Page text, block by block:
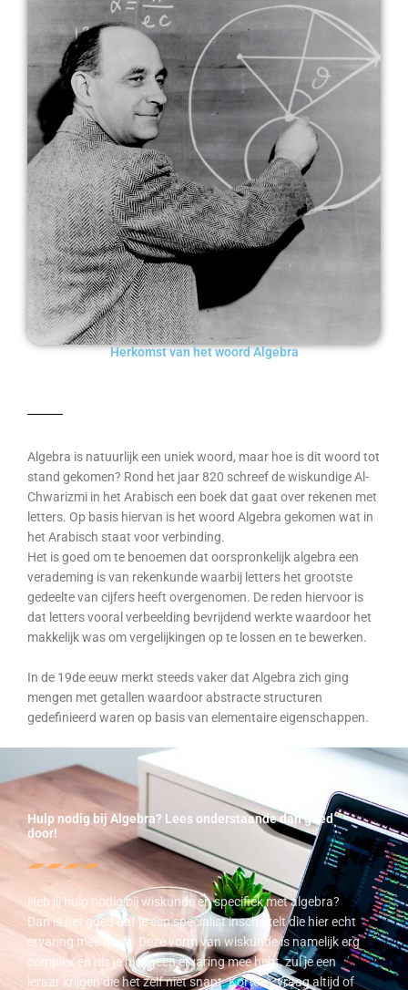
Herkomst van het woord Algebra
Algebra is natuurlijk een uniek woord, maar hoe is dit woord tot
stand gekomen? Rond het jaar 820 schreef de wiskundige Al-
Chwarizmi in het Arabisch een boek dat gaat over rekenen met
letters. Op basis hiervan is het woord Algebra gekomen wat in
het Arabisch staat voor verbinding.
Het is goed om te benoemen dat oorspronkelijk algebra een
verademing is van rekenkunde waarbij letters het grootste
gedeelte van cijfers heeft overgenomen. De reden hiervoor is
dat letters vooral verbeelding bevrijdend werkte waardoor het
makkelijk was om vergelijkingen op te lossen en te bewerken.
In de 19de eeuw merkt steeds vaker dat Algebra zich ging
mengen met getallen waardoor abstracte structuren
gedefinieerd waren op basis van elementaire eigenschappen.
Hulp nodig bij Algebra? Lees onderstaande dan goed
door!
Heb jij hulp nodig bij wiskunde en specifiek met algebra?
Dan is het goed dat je een specialist inschakelt die hier echt
ervaring mee heeft. Deze vorm van wiskunde is namelijk erg
complex en als je hier geen ervaring mee hebt, zul je een
leraar krijgen die het zelf niet snapt. Kortom, vraag altijd of